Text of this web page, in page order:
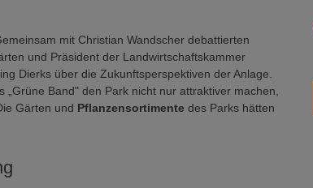
mit Christian Wandscher debattierten
und Präsident der Landwirtschaftskammer
Dierks über die Zukunftsperspektiven der Anlage.
„Grüne Band" den Park nicht nur attraktiver machen,
Gärten und Pflanzensortimente des Parks hätten